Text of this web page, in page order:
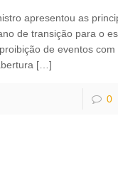
apresentou as
de transição para o
de eventos
[…]
0